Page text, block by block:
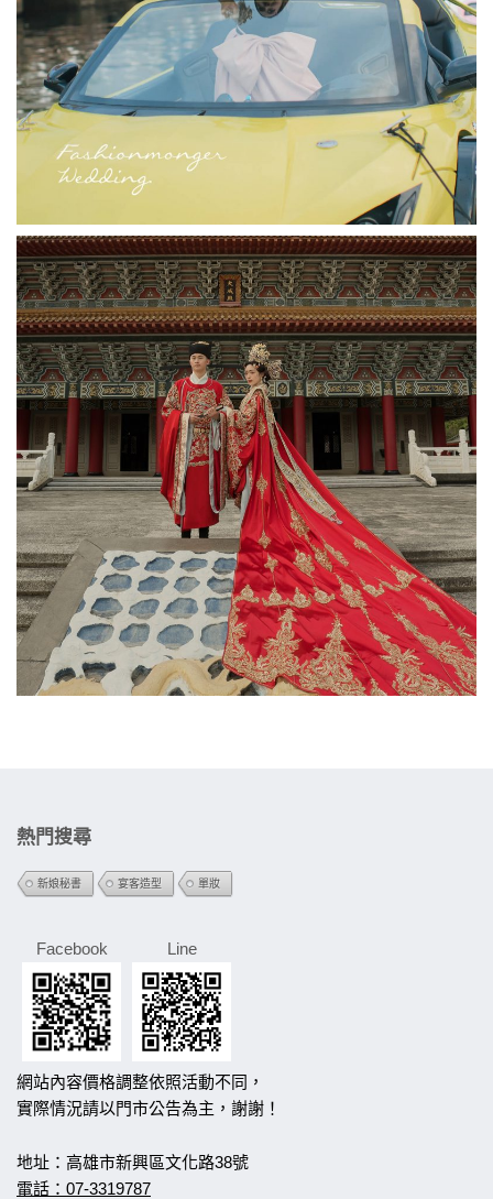
熱門搜尋
新娘秘書 宴客造型 單妝
Facebook Line
網站內容價格調整依照活動不同，
實際情況請以門市公告為主，謝謝！
地址：高雄市新興區文化路38號
電話：07-3319787